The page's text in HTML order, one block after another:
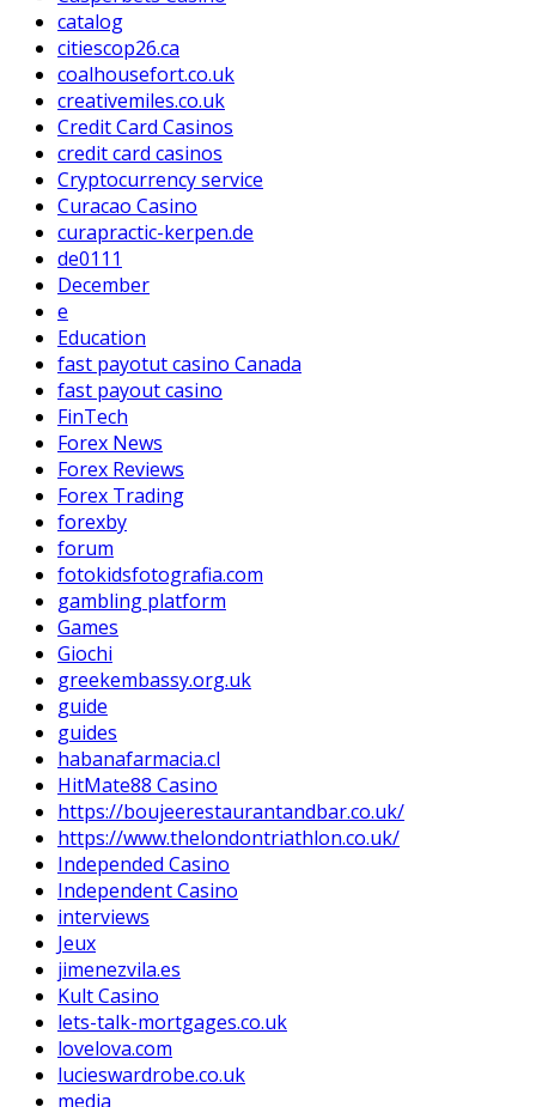
catalog
citiescop26.ca
coalhousefort.co.uk
creativemiles.co.uk
Credit Card Casinos
credit card casinos
Cryptocurrency service
Curacao Casino
curapractic-kerpen.de
de0111
December
e
Education
fast payotut casino Canada
fast payout casino
FinTech
Forex News
Forex Reviews
Forex Trading
forexby
forum
fotokidsfotografia.com
gambling platform
Games
Giochi
greekembassy.org.uk
guide
guides
habanafarmacia.cl
HitMate88 Casino
https://boujeerestaurantandbar.co.uk/
https://www.thelondontriathlon.co.uk/
Independed Casino
Independent Casino
interviews
Jeux
jimenezvila.es
Kult Casino
lets-talk-mortgages.co.uk
lovelova.com
lucieswardrobe.co.uk
media